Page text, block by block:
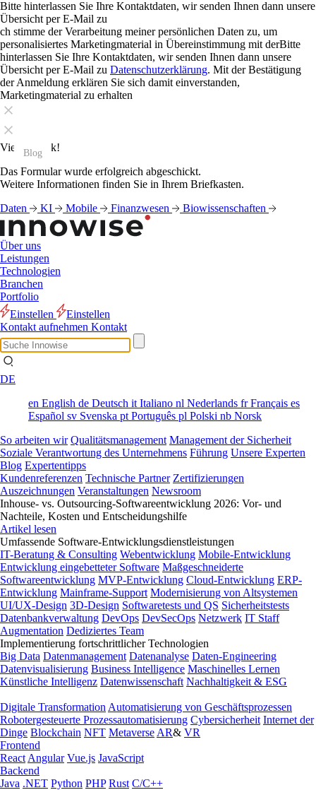
Bitte hinterlassen Sie Ihre Kontaktdaten, wir senden Ihnen dann unsere
Übersicht per E-Mail zu
ch stimme der Verarbeitung meiner persönlichen Daten zu, um
personalisiertes Marketingmaterial in Übereinstimmung mit derBitte
hinterlassen Sie Ihre Kontaktdaten, wir senden Ihnen dann unsere
Übersicht per E-Mail zu Datenschutzerklärung. Mit der Bestätigung
der Anmeldung erklären Sie sich damit einverstanden,
Marketingmaterial zu erhalten
Vielen Dank!
Das Formular wurde erfolgreich abgeschickt.
Weitere Informationen finden Sie in Ihrem Briefkasten.
Daten
KI Mobile Finanzwesen Biowissenschaften
Über uns
Leistungen
Technologien
Branchen
Portfolio
Einstellen
Einstellen
Kontakt aufnehmen Kontakt
DE
en English de Deutsch it Italiano nl Nederlands frFrançais es
Español sv Svenska pt Português pl Polski nb Norsk
So arbeiten wir Qualitätsmanagement Management der Sicherheit
Soziale Verantwortung des Unternehmens Führung Unsere Experten
Blog Expertentipps
Kundenreferenzen Technische Partner Zertifizierungen
Auszeichnungen Veranstaltungen Newsroom
Inhouse- vs. Outsourcing-Softwareentwicklung 2026: Vor- und
Nachteile, Kosten und Entscheidungshilfe
Artikel lesen
Umfassende Software-Entwicklungsdienstleistungen
IT-Beratung & Consulting Webentwicklung Mobile-Entwicklung
Entwicklung eingebetteter Software Maßgeschneiderte
Softwareentwicklung MVP-Entwicklung Cloud-Entwicklung ERP-
Entwicklung Mainframe-Support Modernisierung von Altsystemen
UI/UX-Design 3D-Design Softwaretests und QS Sicherheitstests
Datenbankverwaltung DevOps DevSecOps Netzwerk IT Staff
Augmentation Dediziertes Team
Implementierung fortschrittlicher Technologien
Big Data Datenmanagement Datenanalyse Daten-Engineering
Datenvisualisierung Business Intelligence Maschinelles Lernen
Künstliche Intelligenz Datenwissenschaft Nachhaltigkeit & ESG
Digitale Transformation Automatisierung von Geschäftsprozessen
Robotergesteuerte Prozessautomatisierung Cybersicherheit Internet der
Dinge Blockchain NFT Metaverse AR& VR
Frontend
React Angular Vue.js JavaScript
Backend
Java .NET Python PHP Rust C/C++
Blog
Blog
Blog
Blog
Blog
Blog
Blog
Blog
Blog
Blog
Blog
Blog